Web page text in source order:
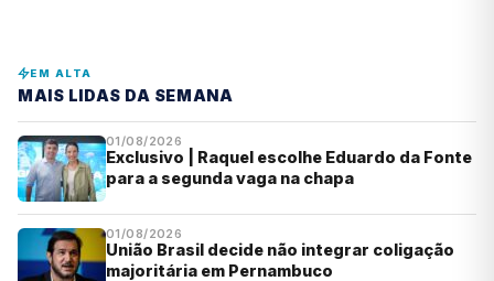
EM ALTA
MAIS LIDAS DA SEMANA
01/08/2026
Exclusivo | Raquel escolhe Eduardo da Fonte
para a segunda vaga na chapa
01/08/2026
União Brasil decide não integrar coligação
majoritária em Pernambuco